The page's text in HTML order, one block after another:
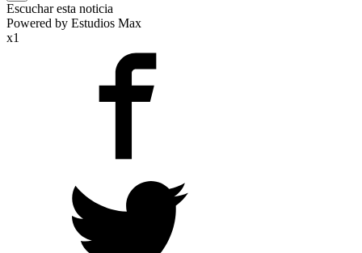
Escuchar esta noticia
Powered by Estudios Max
x1